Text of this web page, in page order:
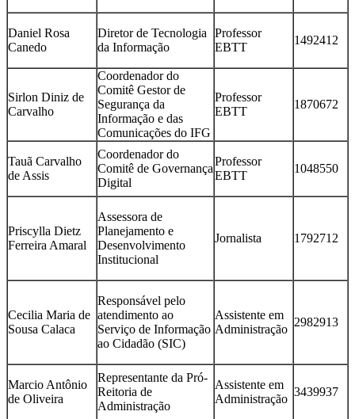
Daniel Rosa
Canedo
Diretor de Tecnologia
da Informação
Professor
EBTT
1492412
Sirlon Diniz de
Carvalho
Coordenador do
Comitê Gestor de
Segurança da
Informação e das
Comunicações do IFG
Professor
EBTT
1870672
Tauã Carvalho
de Assis
Coordenador do
Comitê de Governança
Digital
Professor
EBTT
1048550
Priscylla Dietz
Ferreira Amaral
Assessora de
Planejamento e
Desenvolvimento
Institucional
Jornalista 1792712
Cecilia Maria de
Sousa Calaca
Responsável pelo
atendimento ao
Serviço de Informação
ao Cidadão (SIC)
Assistente em
Administração
2982913
Marcio Antônio
de Oliveira
Representante da Pró-
Reitoria de
Administração
Assistente em
Administração
3439937